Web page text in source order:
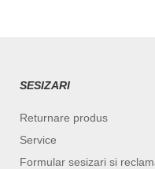
SESIZARI
Returnare produs
Service
Formular sesizari si